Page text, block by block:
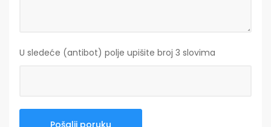
U sledeće (antibot) polje upišite broj 3 slovima